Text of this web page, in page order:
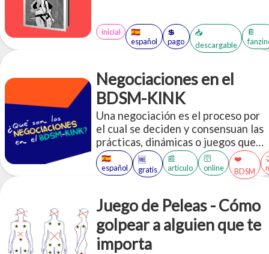
inicial
🇪🇸
español
💲
pago
📥
descargable
📔
Negociaciones en el
BDSM-KINK
Una negociación es el proceso por
el cual se deciden y consensuan las
prácticas, dinámicas o juegos que
dos o más personas van a realizar
dentro de un contexto BDSM.
🇪🇸
español
🆓
gratis
📰
artículo
🛜
online
❤️
BDSM
Juego de Peleas - Cómo
golpear a alguien que te
importa